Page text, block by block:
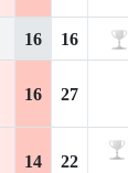
16 16
16 27
14 22